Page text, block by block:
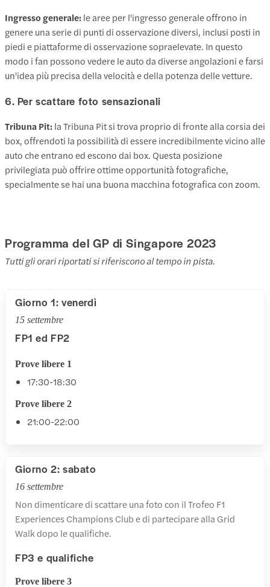
Ingresso generale: le aree per l'ingresso generale offrono in
genere una serie di punti di osservazione diversi, inclusi posti in
piedi e piattaforme di osservazione sopraelevate. In questo
modo i fan possono vedere le auto da diverse angolazioni e farsi
un'idea più precisa della velocità e della potenza delle vetture.
6. Per scattare foto sensazionali
Tribuna Pit: la Tribuna Pit si trova proprio di fronte alla corsia dei
box, offrendoti la possibilità di essere incredibilmente vicino alle
auto che entrano ed escono dai box. Questa posizione
privilegiata può offrire ottime opportunità fotografiche,
specialmente se hai una buona macchina fotografica con zoom.
Programma del GP di Singapore 2023
Tutti gli orari riportati si riferiscono al tempo in pista.
Giorno 1: venerdì
15 settembre
FP1 ed FP2
Prove libere 1
17:30-18:30
Prove libere 2
21:00-22:00
Giorno 2: sabato
16 settembre
Non dimenticare di scattare una foto con il Trofeo F1
Experiences Champions Club e di partecipare alla Grid
Walk dopo le qualifiche.
FP3 e qualifiche
Prove libere 3